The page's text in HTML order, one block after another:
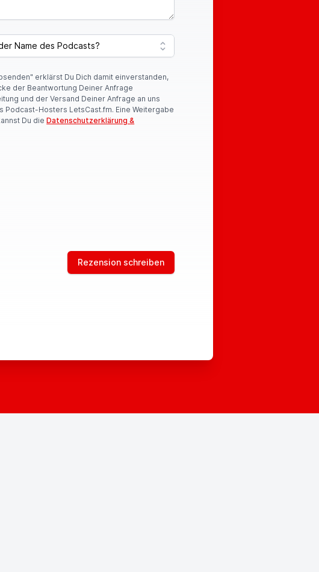
erklärst Du Dich damit einverstanden,
der Beantwortung Deiner Anfrage
und der Versand Deiner Anfrage an uns
Hosters LetsCast.fm. Eine Weitergabe
Du dieDatenschutzerklärung &
Rezension schreiben